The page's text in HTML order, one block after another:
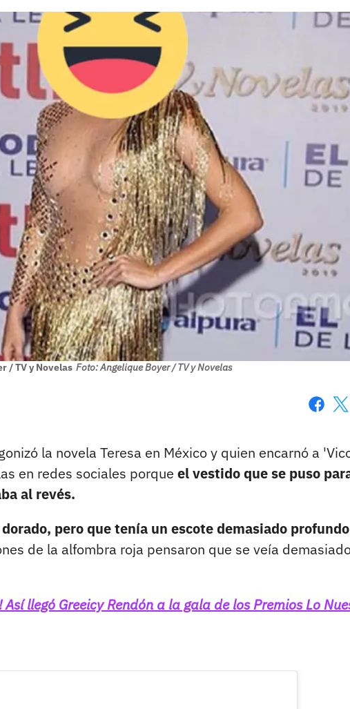
/ TV y Novelas Foto: Angelique Boyer / TV y Novelas
la novela Teresa en México y quien encarnó a
en redes sociales porque el vestido que se puso
al revés.
pero que tenía un escote demasiado
de la alfombra roja pensaron que se veía
Así llegó Greeicy Rendón a la gala de los Premios Lo